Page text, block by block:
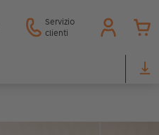
Servizio
clienti